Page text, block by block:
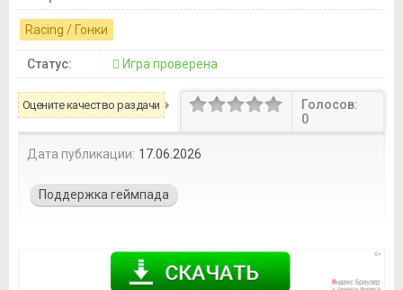
Racing / Гонки
Статус: Игра проверена
Оцените качество раздачи
Голосов:
0
Дата публикации: 17.06.2026
Поддержка геймпада